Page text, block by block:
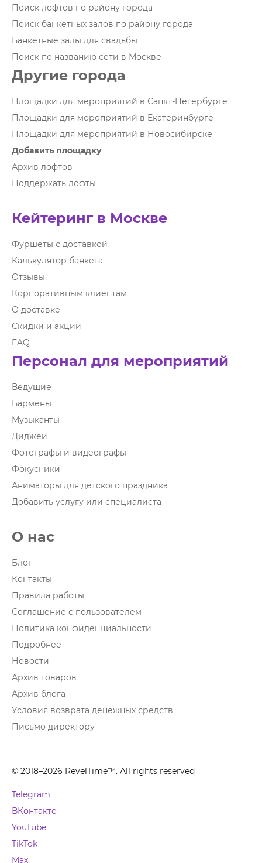
Поиск лофтов по району города
Поиск банкетных залов по району города
Банкетные залы для свадьбы
Поиск по названию сети в Москве
Другие города
Площадки для мероприятий в Санкт-Петербурге
Площадки для мероприятий в Екатеринбурге
Площадки для мероприятий в Новосибирске
Добавить площадку
Архив лофтов
Поддержать лофты
Кейтеринг в Москве
Фуршеты с доставкой
Калькулятор банкета
Отзывы
Корпоративным клиентам
О доставке
Скидки и акции
FAQ
Персонал для мероприятий
Ведущие
Бармены
Музыканты
Диджеи
Фотографы и видеографы
Фокусники
Аниматоры для детского праздника
Добавить услугу или специалиста
О нас
Блог
Контакты
Правила работы
Соглашение с пользователем
Политика конфиденциальности
Подробнее
Новости
Архив товаров
Архив блога
Условия возврата денежных средств
Письмо директору
© 2018–2026 RevelTime™. All rights reserved
Telegram
ВКонтакте
YouTube
TikTok
Max